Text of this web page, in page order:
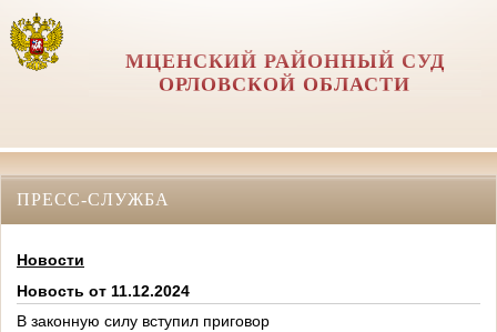
МЦЕНСКИЙ РАЙОННЫЙ СУД
ОРЛОВCКОЙ ОБЛАСТИ
ПРЕСС-СЛУЖБА
Новости
Новость от 11.12.2024
В законную силу вступил приговор